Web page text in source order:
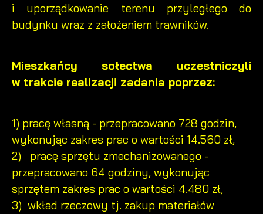
i uporządkowanie terenu przyległego do
budynku wraz z założeniem trawników.
Mieszkańcy sołectwa uczestniczyli
w trakcie realizacji zadania poprzez:
1) pracę własną - przepracowano 728 godzin,
wykonując zakres prac o wartości 14.560 zł,
2) pracę sprzętu zmechanizowanego -
przepracowano 64 godziny, wykonując
sprzętem zakres prac o wartości 4.480 zł,
3) wkład rzeczowy tj. zakup materiałów